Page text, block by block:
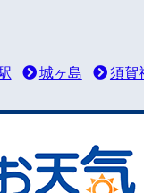
城ヶ島 須賀